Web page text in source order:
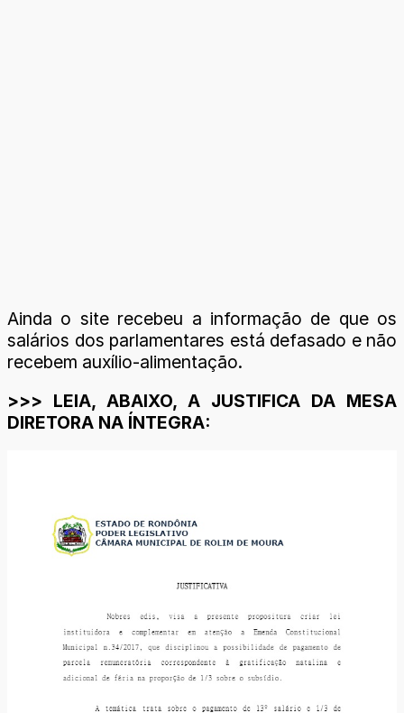
Ainda o site recebeu a informação de que os
salários dos parlamentares está defasado e não
recebem auxílio-alimentação.
>>> LEIA, ABAIXO, A JUSTIFICA DA MESA
DIRETORA NA ÍNTEGRA: